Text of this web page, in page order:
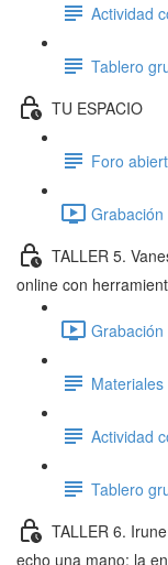
Actividad
Tablero
TU ESPACIO
Foro
TALLER 5.
online con
Materiales
Actividad
Tablero
TALLER 6.
echo una mano: la